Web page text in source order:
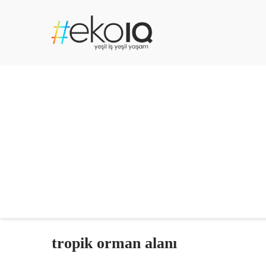
tropik orman alanı